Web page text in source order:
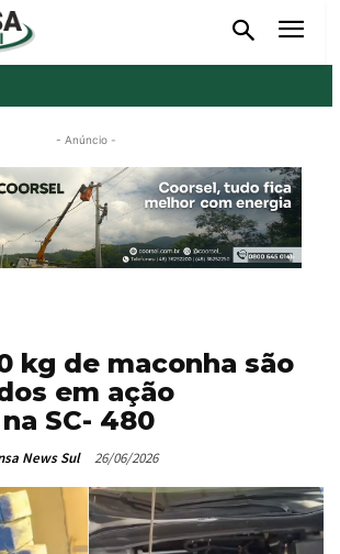
- Anúncio -
kg de maconha são
em ação
SC- 480
News Sul 26/06/2026